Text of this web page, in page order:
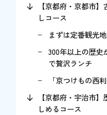
【京都府・京都市
しコース
まずは定番観光
300年以上の歴史
で贅沢ランチ
「京つけもの西
【京都府・宇治市
しめるコース